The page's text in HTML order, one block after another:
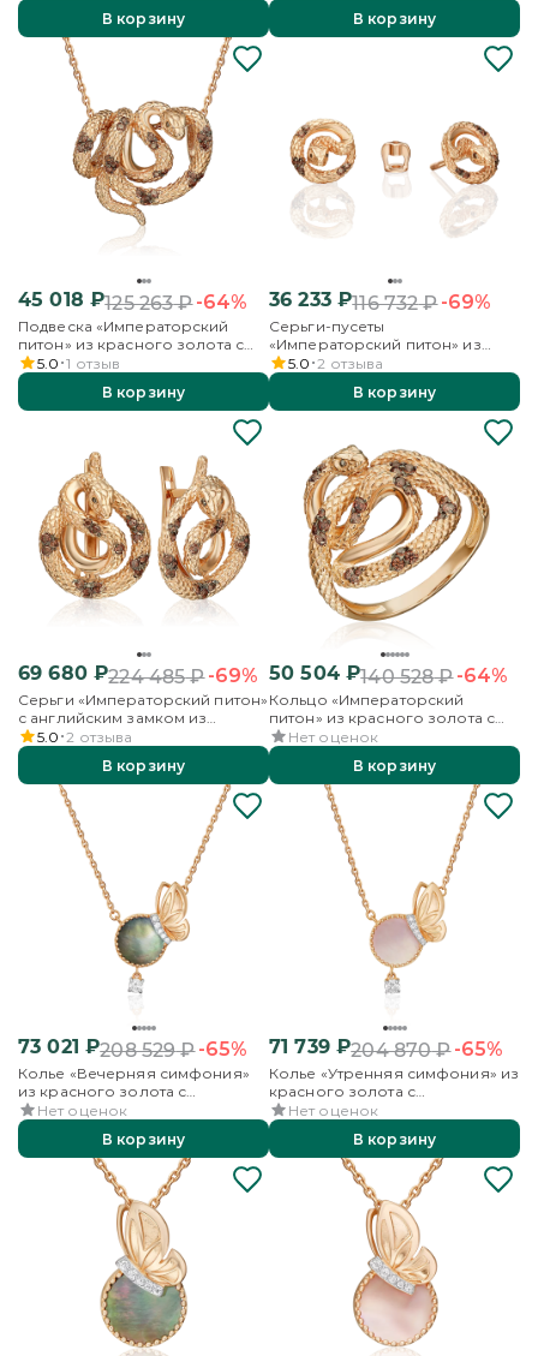
В корзину
В корзину
45 018 ₽125 263₽-64%
Подвеска «Императорский
питон» из красного золота с
фианитами
5.0 1 отзыв
В корзину
36 233₽116 732₽-69%
Серьги-пусеты
«Императорский питон» из
красного золота с фианитами
5.0 2 отзыва
В корзину
69 680₽224 485₽-69%
Серьги «Императорский питон»
с английским замком из
красного золота с фианитами
5.0 2 отзыва
В корзину
50 504₽140 528₽-64%
Кольцо «Императорский
питон» из красного золота с
фианитами
Нет оценок
В корзину
73 021 ₽208 529₽-65%
Колье «Вечерняя симфония»
из красного золота с
перламутром и фианитами
Нет оценок
В корзину
71 739₽204 870₽-65%
Колье «Утренняя симфония» из
красного золота с
перламутром и фианитами
Нет оценок
В корзину